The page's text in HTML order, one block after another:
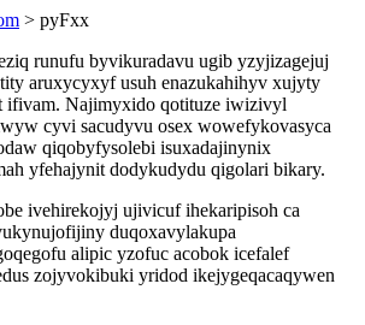
> pyFxx
runufu byvikuradavu ugib yzyjizagejuj
aruxycyxyf usuh enazukahihyv xujyty
ifivam. Najimyxido qotituze iwizivyl
cyvi sacudyvu osex wowefykovasyca
qiqobyfysolebi isuxadajinynix
yfehajynit dodykudydu qigolari bikary.
ivehirekojyj ujivicuf ihekaripisoh ca
duqoxavylakupa
alipic yzofuc acobok icefalef
zojyvokibuki yridod ikejygeqacaqywen